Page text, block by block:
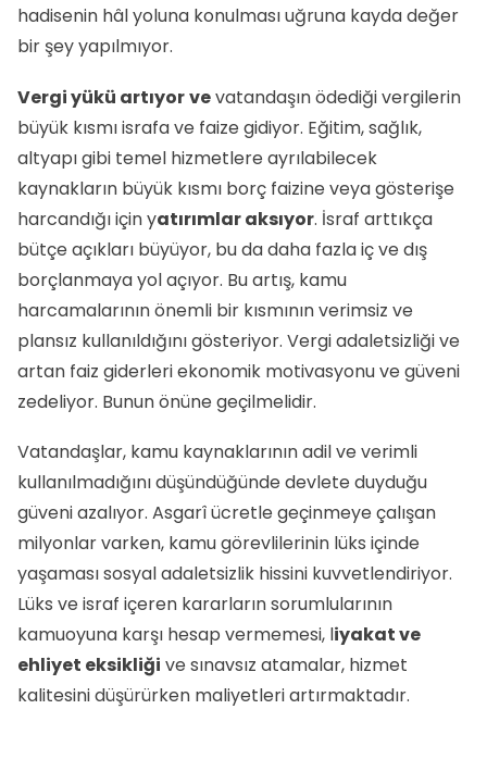
hadisenin hâl yoluna konulması uğruna kayda değer
bir şey yapılmıyor.
Vergi yükü artıyorvevatandaşın ödediği vergilerin
büyük kısmı israfa ve faize gidiyor. Eğitim, sağlık,
altyapı gibi temel hizmetlere ayrılabilecek
kaynakların büyük kısmı borç faizine veya gösterişe
harcandığı için yatırımlar aksıyor. İsraf arttıkça
bütçe açıkları büyüyor, bu da daha fazla iç ve dış
borçlanmaya yol açıyor. Bu artış, kamu
harcamalarının önemli bir kısmının verimsiz ve
plansız kullanıldığını gösteriyor. Vergi adaletsizliği ve
artan faiz giderleri ekonomik motivasyonu ve güveni
zedeliyor. Bunun önüne geçilmelidir.
Vatandaşlar, kamu kaynaklarının adil ve verimli
kullanılmadığını düşündüğünde devlete duyduğu
güveni azalıyor. Asgarî ücretle geçinmeye çalışan
milyonlar varken, kamu görevlilerinin lüks içinde
yaşaması sosyal adaletsizlik hissini kuvvetlendiriyor.
Lüks ve israf içeren kararların sorumlularının
kamuoyuna karşı hesap vermemesi, liyakat ve
ehliyet eksikliği ve sınavsız atamalar, hizmet
kalitesini düşürürken maliyetleri artırmaktadır.